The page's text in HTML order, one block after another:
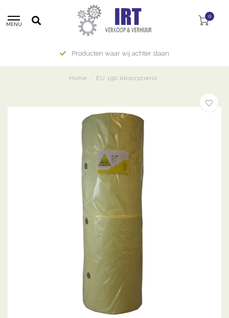
MENU
0
Producten waar wij achter staan
Home EU 190 Absorptierol